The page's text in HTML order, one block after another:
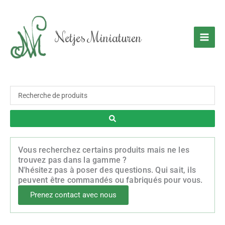
contenu
Netjes Miniaturen
Recherche
...
Vous recherchez certains produits mais ne les
trouvez pas dans la gamme ?
N'hésitez pas à poser des questions. Qui sait, ils
peuvent être commandés ou fabriqués pour vous.
Prenez contact avec nous